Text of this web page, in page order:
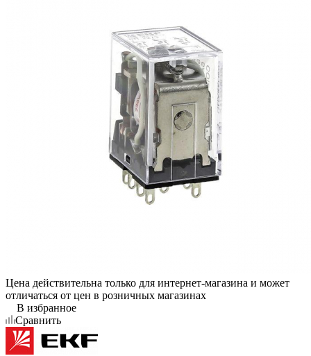
Цена действительна только для интернет-магазина и может
отличаться от цен в розничных магазинах
В избранное
Сравнить